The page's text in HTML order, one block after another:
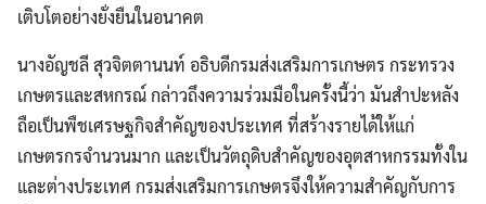
เติบโตอย่างยั่งยืนในอนาคต
นางอัญชลี สุวจิตตานนท์ อธิบดีกรมส่งเสริมการเกษตร กระทรวง
เกษตรและสหกรณ์ กล่าวถึงความร่วมมือในครั้งนี้ว่า มันสำปะหลัง
ถือเป็นพืชเศรษฐกิจสำคัญของประเทศ ที่สร้างรายได้ให้แก่
เกษตรกรจำนวนมาก และเป็นวัตถุดิบสำคัญของอุตสาหกรรมทั้งใน
และต่างประเทศ กรมส่งเสริมการเกษตรจึงให้ความสำคัญกับการ